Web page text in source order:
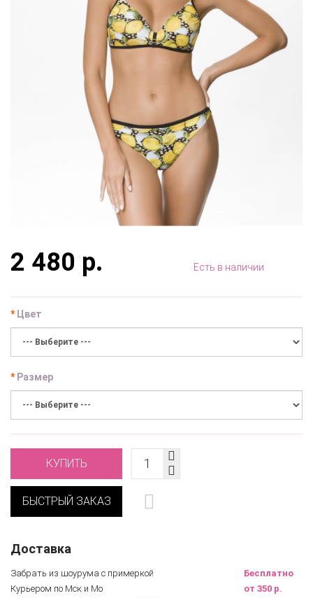
2 480 р. Есть в наличии
Цвет
Размер
КУПИТЬ
БЫСТРЫЙ ЗАКАЗ
Доставка
Забрать из шоурума с примеркой
Бесплатно
Курьером по Мск и Мо
от 350 р.